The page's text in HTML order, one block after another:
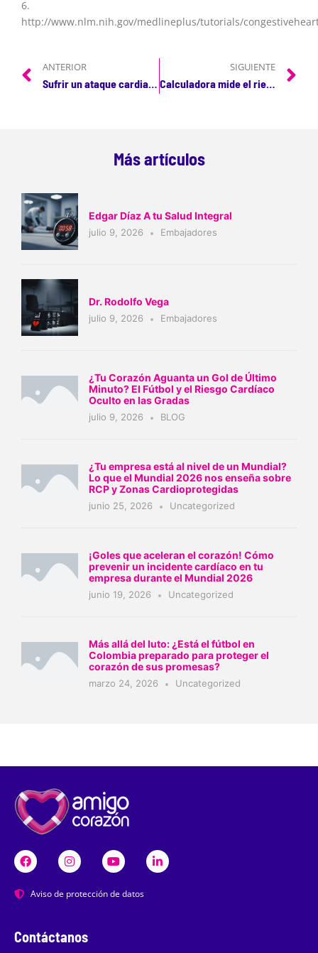
6.
http://www.nlm.nih.gov/medlineplus/tutorials/
ANTERIOR SIGUIENTE
Calculadora mide el riesgo de insuficiencia cardiaca de manera precisa
Más artículos
Edgar Díaz A tu Salud Integral
julio 9, 2026 Embajadores
Dr. Rodolfo Vega
julio 9, 2026 Embajadores
¿Tu Corazón Aguanta un Gol de Último
Minuto? El Fútbol y el Riesgo Cardíaco
Oculto en las Gradas
julio 9, 2026 BLOG
¿Tu empresa está al nivel de un Mundial?
Lo que el Mundial 2026 nos enseña sobre
RCP y Zonas Cardioprotegidas
junio 25, 2026 Uncategorized
¡Goles que aceleran el corazón! Cómo
prevenir un incidente cardíaco en tu
empresa durante el Mundial 2026
junio 19, 2026 Uncategorized
Más allá del luto: ¿Está el fútbol en
Colombia preparado para proteger el
corazón de sus promesas?
marzo 24, 2026 Uncategorized
Aviso de protección de datos
Contáctanos